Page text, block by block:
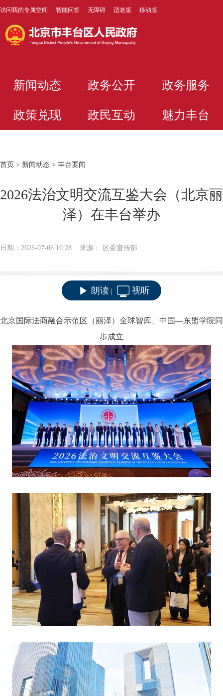
访问我的专属空间 智能问答 无障碍 适老版 移动版
新闻动态 政务公开 政务服务
政策兑现 政民互动 魅力丰台
首页 > 新闻动态 > 丰台要闻
2026法治文明交流互鉴大会（北京丽
泽）在丰台举办
日期：2026-07-06 10:28 来源： 区委宣传部
朗读 视听
北京国际法商融合示范区（丽泽）全球智库、中国—东盟学院同
步成立